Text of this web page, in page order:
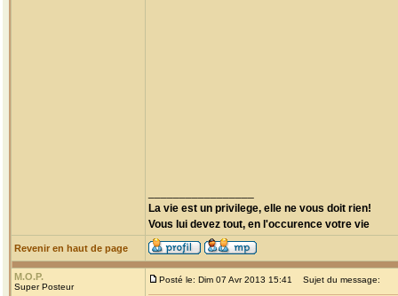
La vie est un privilege, elle ne vous doit rien!
Vous lui devez tout, en l'occurence votre vie
Revenir en haut de page
M.O.P.
Super Posteur
Posté le: Dim 07 Avr 2013 15:41 Sujet du message: